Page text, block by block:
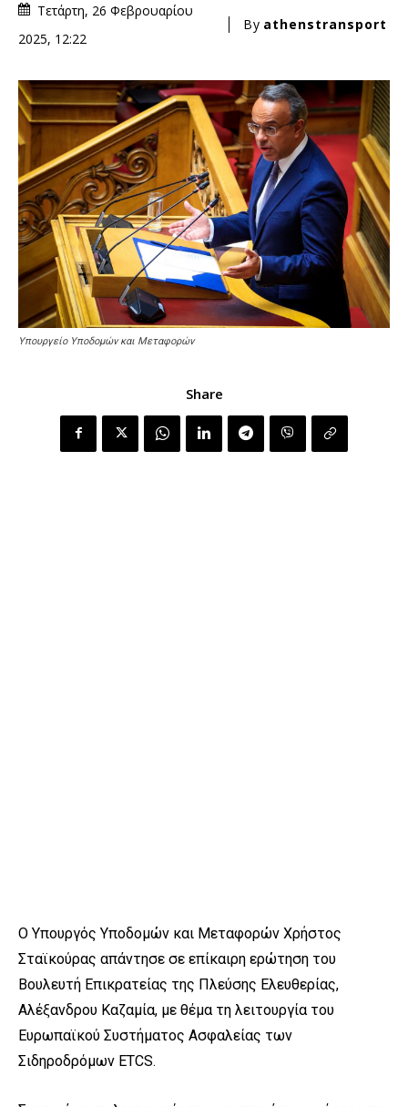
Τετάρτη, 26 Φεβρουαρίου
2025, 12:22
By athenstransport
Υπουργείο Υποδομών και Μεταφορών
Share
Ο Υπουργός Υποδομών και Μεταφορών Χρήστος
Σταϊκούρας απάντησε σε επίκαιρη ερώτηση του
Βουλευτή Επικρατείας της Πλεύσης Ελευθερίας,
Αλέξανδρου Καζαμία, με θέμα τη λειτουργία του
Ευρωπαϊκού Συστήματος Ασφαλείας των
Σιδηροδρόμων ETCS.